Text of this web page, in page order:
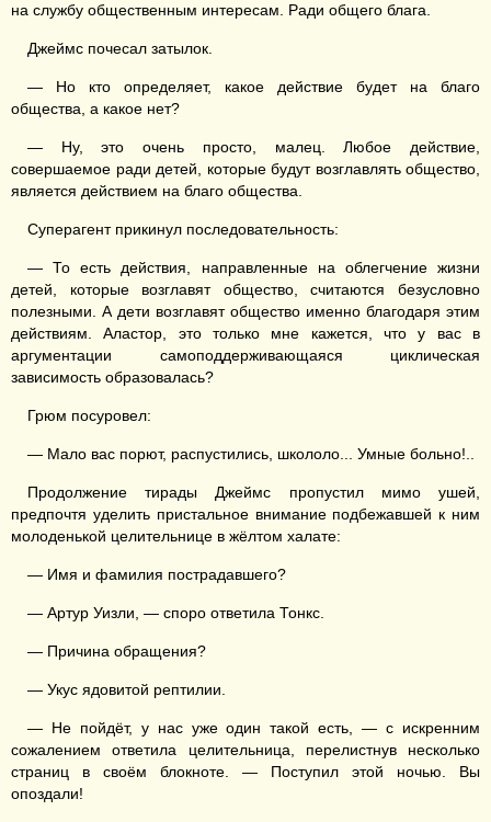
на службу общественным интересам. Ради общего блага.
Джеймс почесал затылок.
— Но кто определяет, какое действие будет на благо
общества, а какое нет?
— Ну, это очень просто, малец. Любое действие,
совершаемое ради детей, которые будут возглавлять общество,
является действием на благо общества.
Суперагент прикинул последовательность:
— То есть действия, направленные на облегчение жизни
детей, которые возглавят общество, считаются безусловно
полезными. А дети возглавят общество именно благодаря этим
действиям. Аластор, это только мне кажется, что у вас в
аргументации самоподдерживающаяся циклическая
зависимость образовалась?
Грюм посуровел:
— Мало вас порют, распустились, школоло... Умные больно!..
Продолжение тирады Джеймс пропустил мимо ушей,
предпочтя уделить пристальное внимание подбежавшей к ним
молоденькой целительнице в жёлтом халате:
— Имя и фамилия пострадавшего?
— Артур Уизли, — споро ответила Тонкс.
— Причина обращения?
— Укус ядовитой рептилии.
— Не пойдёт, у нас уже один такой есть, — с искренним
сожалением ответила целительница, перелистнув несколько
страниц в своём блокноте. — Поступил этой ночью. Вы
опоздали!